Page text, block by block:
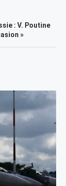
: V. Poutine
»